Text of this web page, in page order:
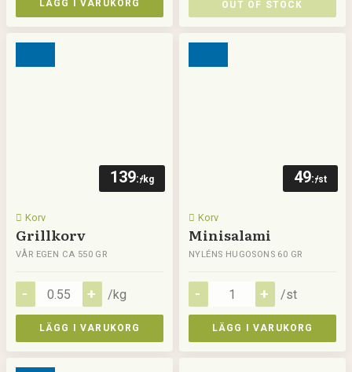
LÄGG I VARUKORG OUT OF STOCK
139:-/kg
Korv
Grillkorv
VÅR EGEN CA 550 GR
/kg
LÄGG I VARUKORG
49:-/st
Korv
Minisalami
NYLÉNS HUGOSONS 60 GR
/st
LÄGG I VARUKORG